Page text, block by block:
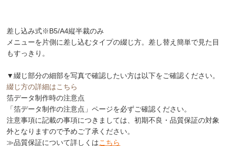
差し込み式※B5/A4縦半裁のみ
メニューを片側に差し込むタイプの綴じ方。差し替え簡単で見た目
もすっきり。
▼綴じ部分の細部を写真で確認したい方は以下をご確認ください。
綴じ方の詳細はこちら
箔データ制作時の注意点
「箔データ制作の注意点」ページを必ずご確認ください。
注意事項に記載の事項につきましては、初期不良・品質保証の対象
外となりますので予めご了承ください。
≫品質保証について詳しくはこちら